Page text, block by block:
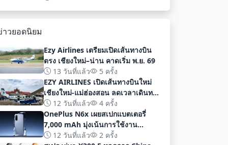
าวยอดนิยม
Ezy Airlines เตรียมเปิดเส้นทางบิน
ตรง เชียงใหม่–น่าน คาดเริ่ม พ.ย. 69
13 วันที่แล้ว
5 ครั้ง
EZY AIRLINES เปิดเส้นทางบินใหม่
เชียงใหม่-แม่ฮ่องสอน ลดเวลาเดินทาง
เหลือเพียง 40 นาที
12 วันที่แล้ว
4 ครั้ง
OnePlus N6x เผยสเปกแบตเตอรี่
7,000 mAh มุ่งเน้นการใช้งาน
ยาวนานก่อนเปิดตัวอย่างเป็นทางการ
12 วันที่แล้ว
2 ครั้ง